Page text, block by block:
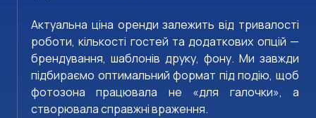
Актуальна ціна оренди залежить від тривалості
роботи, кількості гостей та додаткових опцій —
брендування, шаблонів друку, фону. Ми завжди
підбираємо оптимальний формат під подію, щоб
фотозона працювала не «для галочки», а
створювала справжні враження.